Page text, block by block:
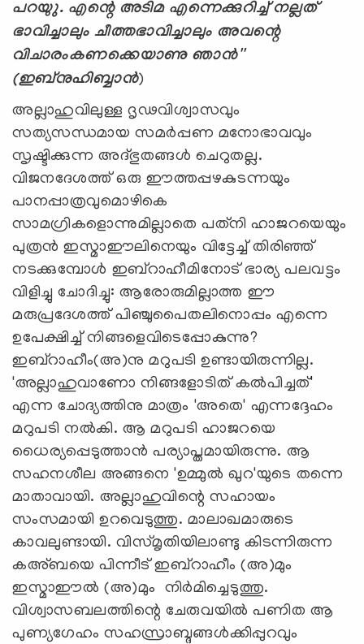
പറയുു. എന്റെ അടിമ എന്നെക്കുറിച്ച് നല്ലത്
ഭാവിച്ചാലും ചീത്തഭാവിച്ചാലും അവന്റെ
വിചാരംകണക്കെയാണു ഞാന്‍''
(ഇബ്‌നുഹിബ്ബാന്‍)
അല്ലാഹുവിലുള്ള ദൃഢവിശ്വാസവും
സത്യസന്ധമായ സമര്‍പ്പണ മനോഭാവവും
സൃഷ്ടിക്കുന്ന അദ്‌ഭുതങ്ങള്‍ ചെറുതല്ല.
വിജനദേശത്ത് ഒരു ഈത്തപ്പഴകുടന്നയും
പാനപ്പാത്രവുമൊഴികെ
സാമഗ്രികളൊന്നുമില്ലാതെ പത്‌നി ഹാജറയെയും
പുത്രന്‍ ഇസ്മാഈലിനെയും വിട്ടേച്ച് തിരിഞ്ഞ്
നടക്കുമ്പോള്‍ ഇബ്‌റാഹീമിനോട് ഭാര്യ പലവട്ടം
വിളിച്ചു ചോദിച്ചു: ആരോരുമില്ലാത്ത ഈ
മരുപ്രദേശത്ത് പിഞ്ചുപൈതലിനൊപ്പം എന്നെ
ഉപേക്ഷിച്ച് നിങ്ങളെവിടെപ്പോകുന്നു?
ഇബ്‌റാഹീം(അ)നു മറുപടി ഉണ്ടായിരുന്നില്ല.
'അല്ലാഹുവാണോ നിങ്ങളോടിത് കല്‍പിച്ചത്'
എന്ന ചോദ്യത്തിനു മാത്രം 'അതെ' എന്നദ്ദേഹം
മറുപടി നല്‍കി. ആ മറുപടി ഹാജറയെ
ധൈര്യപ്പെടുത്താന്‍ പര്യാപ്തമായിരുന്നു. ആ
സഹനശീല അങ്ങനെ 'ഉമ്മുല്‍ ഖുറ'യുടെ തന്നെ
മാതാവായി. അല്ലാഹുവിന്റെ സഹായം
സംസമായി ഉറവെടുത്തു. മാലാഖമാരുടെ
കാവലുണ്ടായി. വിസ്മൃതിയിലാണ്ടു കിടന്നിരുന്ന
കഅ്ബയെ പിന്നീട് ഇബ്‌റാഹീം (അ)മും
ഇസ്മാഈല്‍ (അ)മും നിര്‍മിച്ചെടുത്തു.
വിശ്വാസബലത്തിന്റെ ചേരുവയില്‍ പണിത ആ
പുണ്യഗേഹം സഹസ്രാബ്ദങ്ങള്‍ക്കിപ്പുറവും